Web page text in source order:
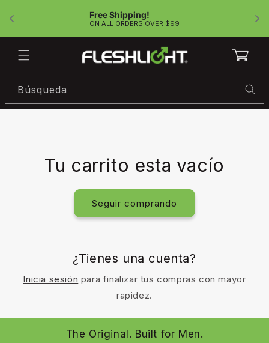
Free Shipping!
ON ALL ORDERS OVER $99
directamente
al contenido
Búsqueda
Carrito
Tu carrito esta vacío
Seguir comprando
¿Tienes una cuenta?
Inicia sesión para finalizar tus compras con mayor
rapidez.
The Original. Built for Men.